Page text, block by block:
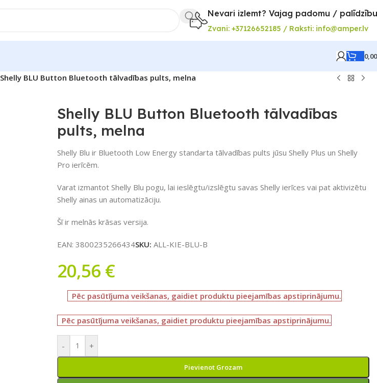
Nevari izlemt? Vajag padomu /
Zvani: +37126652185 / Raksti: info@amper.lv
Shelly BLU Button Bluetooth tālvadības pults, melna
Shelly BLU Button Bluetooth tālvadības
pults, melna
Shelly Blu ir Bluetooth Low Energy standarta tālvadības pults jūsu Shelly Plus un Shelly
Pro ierīcēm.
Varat izmantot Shelly Blu pogu, lai ieslēgtu/izslēgtu savas Shelly ierīces vai pat aktivizētu
Shelly ainas un automatizāciju.
Šī ir melnās krāsas versija.
EAN: 3800235266434SKU: ALL-KIE-BLU-B
20,56 €
Pēc pasūtījuma veikšanas, gaidiet produktu pieejamības apstiprinājumu.
Pēc pasūtījuma veikšanas, gaidiet produktu pieejamības apstiprinājumu.
- +
Pievienot Grozam